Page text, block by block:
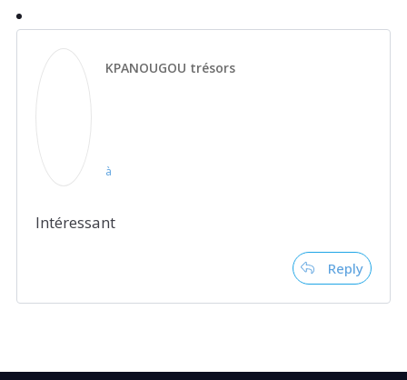
KPANOUGOU trésors
à
Intéressant
Reply